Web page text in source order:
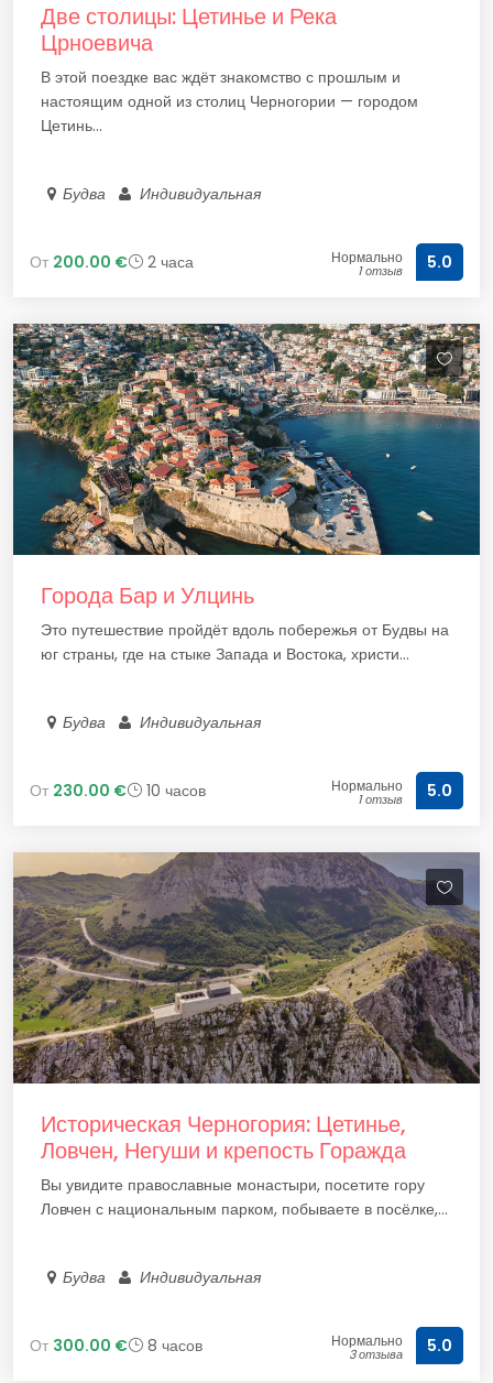
Две столицы: Цетинье и Река
Црноевича
В этой поездке вас ждёт знакомство с прошлым и
настоящим одной из столиц Черногории — городом
Цетинь...
Будва Индивидуальная
От 200.00 € 2 часа Нормально
1 отзыв 5.0
Города Бар и Улцинь
Это путешествие пройдёт вдоль побережья от Будвы на
юг страны, где на стыке Запада и Востока, христи...
Будва Индивидуальная
От 230.00 € 10 часов Нормально
1 отзыв 5.0
Историческая Черногория: Цетинье,
Ловчен, Негуши и крепость Горажда
Вы увидите православные монастыри, посетите гору
Ловчен с национальным парком, побываете в посёлке,...
Будва Индивидуальная
От 300.00 € 8 часов Нормально
3 отзыва 5.0